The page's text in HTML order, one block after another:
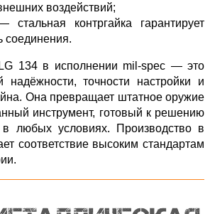
воздействий;
стальная контргайка гарантирует
соединения.
134 в исполнении mil‑spec — это
надёжности, точности настройки и
Она превращает штатное оружие
инструмент, готовый к решению
в любых условиях. Производство в
соответствие высоким стандартам